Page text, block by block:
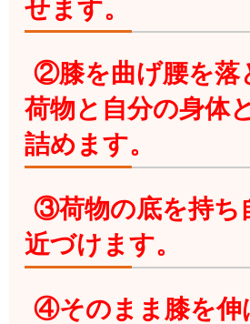
せます。
②膝を曲げ腰を落
荷物と自分の身体
詰めます。
③荷物の底を持ち
近づけます。
④そのまま膝を伸